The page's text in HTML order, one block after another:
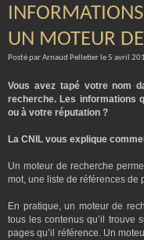
UN MOTEUR
Posté par Arnaud Pelletier le 5 avril
Vous avez tapé votre nom
recherche. Les informations
ou à votre réputation ?
La CNIL vous explique
Un moteur de recherche
mot, une liste de références de
En pratique, un moteur de
tous les contenus qu’il trouve
pages qu’il référence. Un